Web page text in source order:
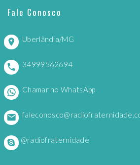
Fale Conosco
Uberlândia/MG
34999562694
Chamar no WhatsApp
@radiofraternidade